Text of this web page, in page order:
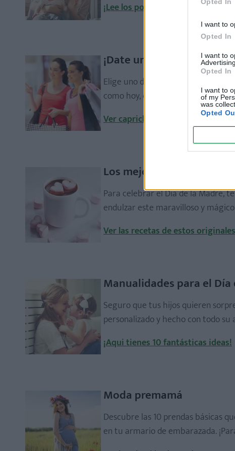
I want to
Opted In
I want to
Advertising.
Opted In
I want to
of my
was
Opted
¡Lee los poemas aquí!
¡Date un capricho!
Elige uno de estos tentadores
como hoy, o en cualquier otro
Ver caprichos de lujo que te
Los mejores desayunos
Para celebrar el Día de la Madre,
endulzar este maravilloso y
Ver las recetas de estos
Manualidades para el Día
Seguro que tus hijos quieren
personalizado y hecho con todo su
¡Aqui tienes 10 fantásticas ideas!
Moda premamá
Descubre las 10 prendas básicas
en tu armario de embarazada.